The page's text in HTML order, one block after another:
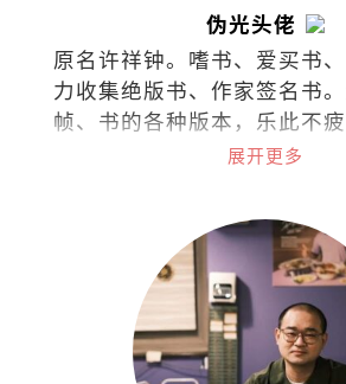
伪光头佬
原名许祥钟。嗜书、爱买书
力收集绝版书、作家签名书
帧、书的各种版本，乐此不
展开更多